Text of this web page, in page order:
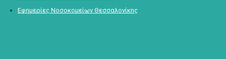
Εφημερίες Νοσοκομείων Θεσσαλονίκης